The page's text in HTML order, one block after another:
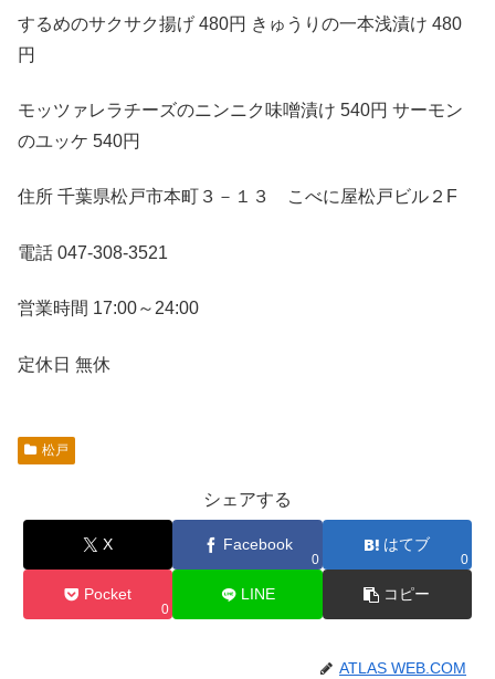
するめのサクサク揚げ 480円 きゅうりの一本浅漬け 480
円
モッツァレラチーズのニンニク味噌漬け 540円 サーモン
のユッケ 540円
住所 千葉県松戸市本町３－１３ こべに屋松戸ビル２F
電話 047-308-3521
営業時間 17:00～24:00
定休日 無休
松戸
シェアする
X Facebook
0
はてブ
0
Pocket
0
LINE コピー
ATLAS WEB.COM